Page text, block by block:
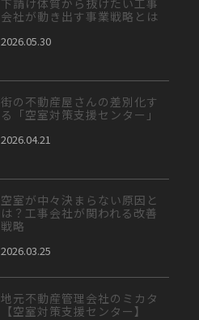
会社が動き出す事業戦略とは
2026.05.30
街の不動産屋さんの差別化す
る「空室対策支援センター」
2026.04.21
空室が中々決まらない原因と
は？工事会社が関われる改善
戦略
2026.03.25
地元不動産管理会社のミカタ
【空室対策支援センター】